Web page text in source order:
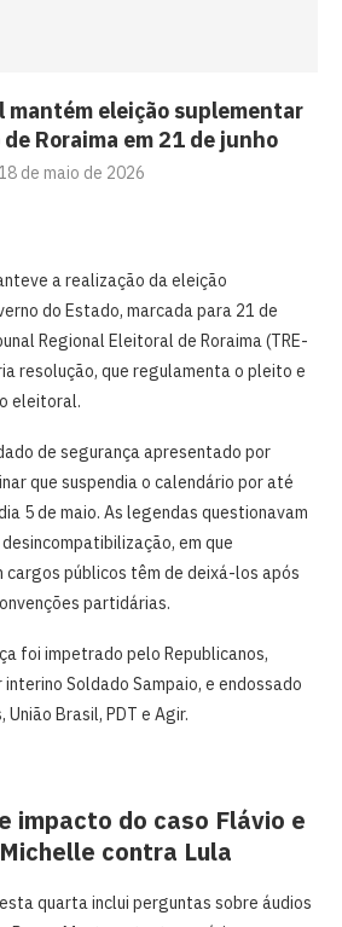
eleição suplementar
Roraima em 21 de junho
de maio de 2026
a realização da eleição
do Estado, marcada para 21 de
Regional Eleitoral de Roraima (TRE-
resolução, que regulamenta o pleito e
eleitoral.
de segurança apresentado por
que suspendia o calendário por até
5 de maio. As legendas questionavam
em que
cargos públicos têm de deixá-los após
partidárias.
foi impetrado pelo Republicanos,
Soldado Sampaio, e endossado
Brasil, PDT e Agir.
impacto do caso Flávio e
contra Lula
quarta inclui perguntas sobre áudios